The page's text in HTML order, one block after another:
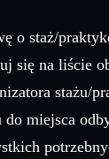
o staż/
się na liście
stażu/
miejsca